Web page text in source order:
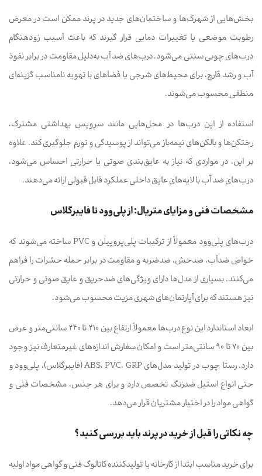
بخش‌هایی از شهرک‌ها و ساختمان‌های جدید در پرند ممکن است در معرض
رطوبت موضعی یا تغییرات دمایی قرار گیرند که باعث آسیب زودهنگام
درب‌های چوبی سنتی می‌شود. درب‌های ضد آب به‌دلیل مقاومت در برابر نفوذ
آب و رشد قارچ، برای محیط‌های شرجی یا فضاهای با تهویه نامناسب گزینه‌ای
منطقی محسوب می‌شوند.
استفاده از این درب‌ها در محل‌هایی مانند سرویس بهداشتی مشترک،
رختکن‌ها و بالکن‌های نیمه‌باز می‌تواند از پوسیدگی و تورم جلوگیری کند. علاوه
بر این، در مواردی که نیاز به عایق‌بندی صوتی یا حرارتی احساس می‌شود،
درب‌های ضد آب با لایه‌های عایق داخلی عملکرد قابل قبولی ارائه می‌دهند.
مشخصات فنی و مزایای متریال: از پلی‌وود تا فایبرگلاس
درب‌های پلی‌وود معمولاً از ترکیبات پلی‌پروپیلن و PVC ساخته می‌شوند که
خواص ضدآب، ضدخش، ضدضربه و مقاومت در برابر حمله حشرات را فراهم
می‌کنند. بسیاری از مدل‌ها دارای ویژگی‌های ضدحریق و عایق صوتی و حرارتی
نیز هستند که برای آپارتمان‌های شهری مزیت محسوب می‌شود.
ابعاد استاندارد این نوع درب‌ها معمولاً ارتفاع بین 210 تا 240 سانتی‌متر و عرض
بین 70 تا 90 سانتی‌متر است و امکان سفارش اندازه‌های غیرمتعارف نیز وجود
دارد. رستا چوب در تولید مدل‌های ABS، PVC، GRP (فایبرگلاس)، پلی‌وود و
حتی انواع استیل ضدزنگ تخصص دارد و برای هر جنس، مشخصات فنی و
گواهی مواد را در اختیار مشتریان قرار می‌دهد.
چه نکاتی را قبل از خرید در پرند باید بررسی کنید؟
برای خرید مناسب ابتدا از کارخانه یا تولیدکننده کاتالوگ فنی و گواهی مواد اولیه